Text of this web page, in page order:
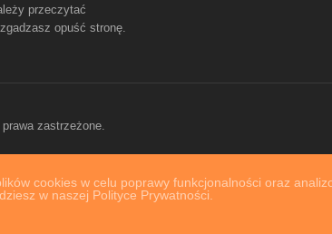
cookies w celu poprawy funkcjonalności oraz
w naszej Polityce Prywatności.
przeczytać
opuść stronę.
zastrzeżone.